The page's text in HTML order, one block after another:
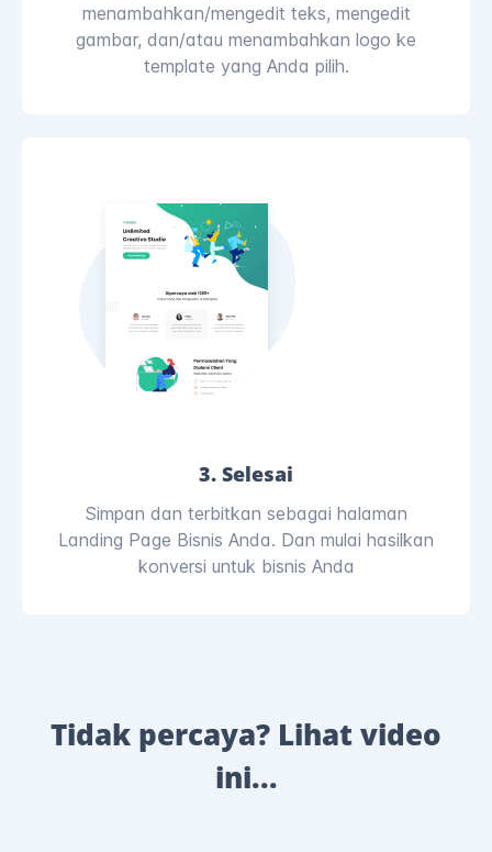
menambahkan/mengedit teks, mengedit
gambar, dan/atau menambahkan logo ke
template yang Anda pilih.
3. Selesai
Simpan dan terbitkan sebagai halaman
Landing Page Bisnis Anda. Dan mulai hasilkan
konversi untuk bisnis Anda
Tidak percaya? Lihat video
ini...